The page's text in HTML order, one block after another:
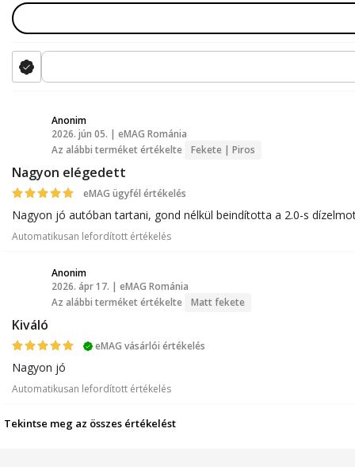
Anonim
2026. jún 05. | eMAG Románia
Az alábbi terméket értékelte
Fekete | Piros
Nagyon elégedett
eMAG ügyfél értékelés
Nagyon jó autóban tartani, gond nélkül beindította a 2.0-s
Automatikusan lefordított értékelés
Anonim
2026. ápr 17. | eMAG Románia
Az alábbi terméket értékelte
Matt fekete
Kiváló
eMAG vásárlói értékelés
Nagyon jó
Automatikusan lefordított értékelés
Tekintse meg az összes értékelést